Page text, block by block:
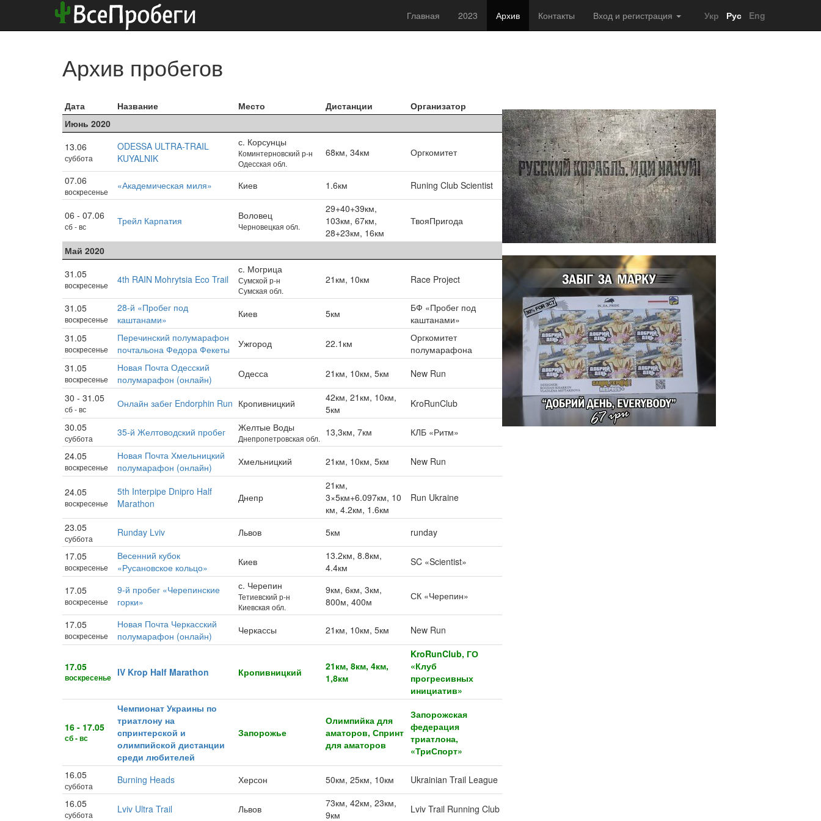
Главная 2023 Архив Контакты Вход и регистрация Укр Рус Eng
Архив пробегов
Дата Название Место Дистанции
Организатор
Июнь 2020
13.06
суббота
ODESSA ULTRA-TRAIL
KUYALNIK
с. Корсунцы
Коминтерновский р-н
Одесская обл.
68км, 34км Оргкомитет
07.06
воскресенье
«Академическая миля» Киев 1.6км Runing Club Scientist
06 - 07.06
сб - вс Трейл Карпатия Воловец
Черновецкая обл.
29+40+39км,
103км, 67км,
28+23км, 16км
ТвояПригода
Май 2020
31.05
воскресенье 4th RAIN Mohrytsia Eco Trail
с. Могрица
Сумской р-н
Сумская обл.
21км, 10км Race Project
31.05
воскресенье
28-й «Пробег под
каштанами»
Киев 5км
БФ «Пробег под
каштанами»
31.05
воскресенье
Перечинский полумарафон
почтальона Федора Фекеты
Ужгород 22.1км
Оргкомитет
полумарафона
31.05
воскресенье
Новая Почта Одесский
полумарафон (онлайн)
Одесса 21км, 10км, 5км
New Run
30 - 31.05
сб - вс Онлайн забег Endorphin Run Кропивницкий
42км, 21км, 10км,
5км
KroRunClub
30.05
суббота
35-й Желтоводский пробег Желтые Воды
Днепропетровская обл.
13,3км, 7км
КЛБ «Ритм»
24.05
воскресенье
Новая Почта Хмельницкий
полумарафон (онлайн)
Хмельницкий 21км, 10км, 5км New Run
24.05
воскресенье
5th Interpipe Dnipro Half
Marathon
Днепр
21км,
3×5км+6.097км, 10
км, 4.2км, 1.6км
Run Ukraine
23.05
суббота
Runday Lviv Львов 5км
runday
17.05
воскресенье
Весенний кубок
«Русановское кольцо»
Киев
13.2км, 8.8км,
4.4км
SC «Scientist»
17.05
воскресенье
9-й пробег «Черепинские
горки»
с. Черепин
Тетиевский р-н
Киевская обл.
9км, 6км, 3км,
800м, 400м
СК «Черепин»
17.05
воскресенье
Новая Почта Черкасский
полумарафон (онлайн)
Черкассы 21км, 10км, 5км New Run
17.05
воскресенье IV Krop Half Marathon Кропивницкий
21км, 8км, 4км,
1,8км
KroRunClub, ГО
«Клуб
прогресивных
инициатив»
16 - 17.05
сб - вс
Чемпионат Украины по
триатлону на
спринтерской и
олимпийской дистанции
среди любителей
Запорожье
Олимпийка для
аматоров, Спринт
для аматоров
Запорожская
федерация
триатлона,
«ТриСпорт»
16.05
суббота
Burning Heads Херсон 50км, 25км, 10км
Ukrainian Trail League
16.05
суббота Lviv Ultra Trail Львов
73км, 42км, 23км,
9км
Lviv Trail Running Club